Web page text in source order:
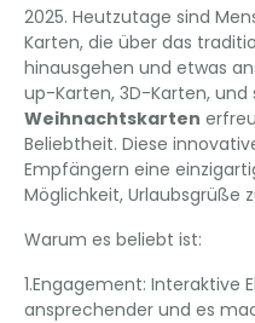
2025. Heutzutage sind
Karten, die über das
hinausgehen und etwas
up-Karten, 3D-Karten, und
Weihnachtskarten
Beliebtheit. Diese
Empfängern eine
Möglichkeit, Urlaubsgrüße
Warum es beliebt ist:
1.Engagement: Interaktive
ansprechender und es